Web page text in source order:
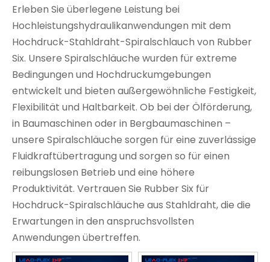
Erleben Sie überlegene Leistung bei
Hochleistungshydraulikanwendungen mit dem
Hochdruck-Stahldraht-Spiralschlauch von Rubber
Six. Unsere Spiralschläuche wurden für extreme
Bedingungen und Hochdruckumgebungen
entwickelt und bieten außergewöhnliche Festigkeit,
Flexibilität und Haltbarkeit. Ob bei der Ölförderung,
in Baumaschinen oder in Bergbaumaschinen –
unsere Spiralschläuche sorgen für eine zuverlässige
Fluidkraftübertragung und sorgen so für einen
reibungslosen Betrieb und eine höhere
Produktivität. Vertrauen Sie Rubber Six für
Hochdruck-Spiralschläuche aus Stahldraht, die die
Erwartungen in den anspruchsvollsten
Anwendungen übertreffen.